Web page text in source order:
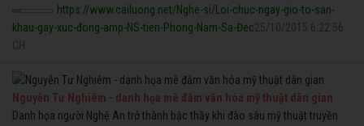
https://www.cailuong.net/Nghe-si/Loi-chuc-ngay-gio-to-san-
khau-gay-xuc-đong-amp-NS-tien-Phong-Nam-Sa-Đec25/10/2015 6:22:56
CH
Nguyễn Tư Nghiêm - danh họa mê đắm văn hóa mỹ thuật dân gian
Danh họa người Nghệ An trở thành bậc thầy khi đào sâu mỹ thuật truyền